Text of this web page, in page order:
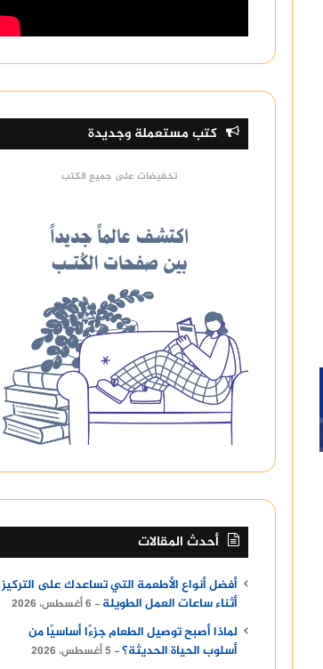
كتب مستعملة وجديدة
تخفيضات على جميع الكتب
أحدث المقالات
أفضل أنواع الأطعمة التي تساعدك على التركيز
أثناء ساعات العمل الطويلة
6 أغسطس، 2026
لماذا أصبح توصيل الطعام جزءًا أساسيًا من
أسلوب الحياة الحديثة؟
5 أغسطس، 2026